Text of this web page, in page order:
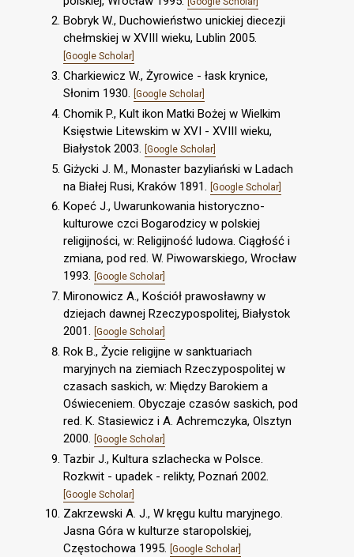
Bobryk W., Duchowieństwo unickiej diecezji
chełmskiej w XVIII wieku, Lublin 2005.
[Google Scholar]
Charkiewicz W., Żyrowice - łask krynice,
Słonim 1930. [Google Scholar]
Chomik P., Kult ikon Matki Bożej w Wielkim
Księstwie Litewskim w XVI - XVIII wieku,
Białystok 2003. [Google Scholar]
Giżycki J. M., Monaster bazyliański w Ladach
na Białej Rusi, Kraków 1891.
[Google Scholar]
Kopeć J., Uwarunkowania historyczno-
kulturowe czci Bogarodzicy w polskiej
religijności, w: Religijność ludowa. Ciągłość i
zmiana, pod red. W. Piwowarskiego, Wrocław
1993. [Google Scholar]
Mironowicz A., Kościół prawosławny w
dziejach dawnej Rzeczypospolitej, Białystok
2001. [Google Scholar]
Rok B., Życie religijne w sanktuariach
maryjnych na ziemiach Rzeczypospolitej w
czasach saskich, w: Między Barokiem a
Oświeceniem. Obyczaje czasów saskich, pod
red. K. Stasiewicz i A. Achremczyka, Olsztyn
2000. [Google Scholar]
Tazbir J., Kultura szlachecka w Polsce.
Rozkwit - upadek - relikty, Poznań 2002.
[Google Scholar]
Zakrzewski A. J., W kręgu kultu maryjnego.
Jasna Góra w kulturze staropolskiej,
Częstochowa 1995. [Google Scholar]